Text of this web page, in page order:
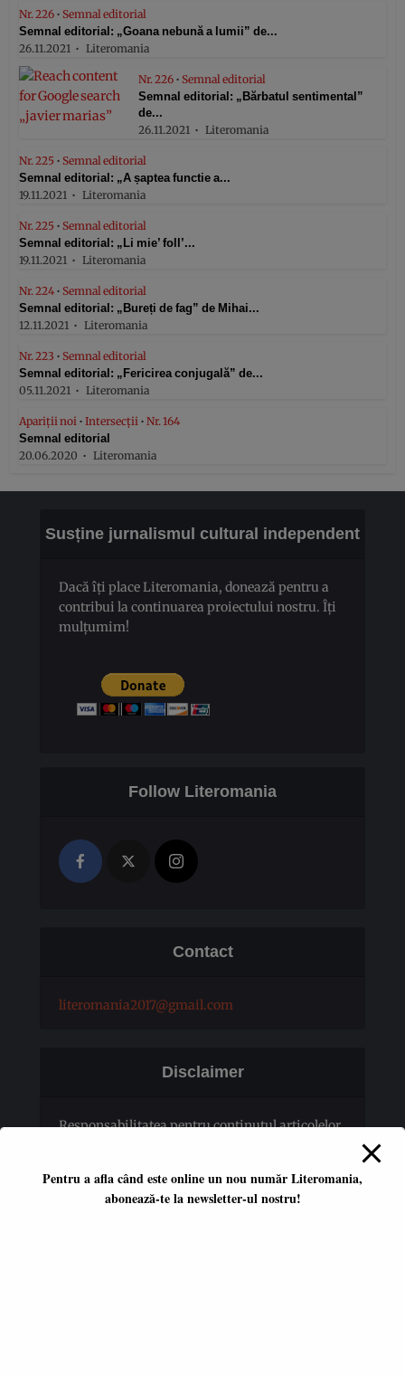
Nr. 226 • Semnal editorial
Semnal editorial: „Goana nebună a lumii” de...
26.11.2021
Literomania
Nr. 226 • Semnal editorial
Semnal editorial: „Bărbatul sentimental”
de...
26.11.2021
Literomania
Nr. 225 • Semnal editorial
Semnal editorial: „A șaptea functie a...
19.11.2021
Literomania
Nr. 225 • Semnal editorial
Semnal editorial: „Li mie’ foll’...
19.11.2021
Literomania
Nr. 224 • Semnal editorial
Semnal editorial: „Bureți de fag” de Mihai...
12.11.2021
Literomania
Nr. 223 • Semnal editorial
Semnal editorial: „Fericirea conjugală” de...
05.11.2021
Literomania
Apariții noi • Intersecții • Nr. 164
Semnal editorial
20.06.2020
Literomania
Susține jurnalismul cultural independent
Dacă îți place Literomania, donează pentru a
contribui la continuarea proiectului nostru. Îți
mulțumim!
Follow Literomania
Contact
literomania2017@gmail.com
Disclaimer
Responsabilitatea pentru conţinutul articolelor
Pentru a afla când este online un nou număr Literomania,
abonează-te la newsletter-ul nostru!